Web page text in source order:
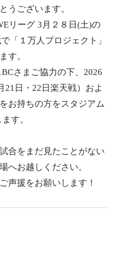
うございます。
リーグ 3月２８日(土)の
「１万人プロジェクト」
す。
さまご協力の下、 2026
21日・22日楽天戦）およ
お持ちの方をスタジアム
す。
合をまだ見たことがない
へお越しください。
声援をお願いします！